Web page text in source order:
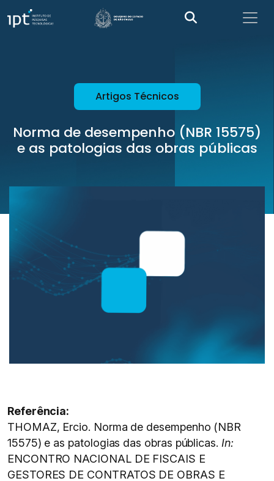
Artigos Técnicos
Norma de desempenho (NBR 15575)
e as patologias das obras públicas
Referência:
THOMAZ, Ercio. Norma de desempenho (NBR
15575) e as patologias das obras públicas. In:
ENCONTRO NACIONAL DE FISCAIS E
GESTORES DE CONTRATOS DE OBRAS E